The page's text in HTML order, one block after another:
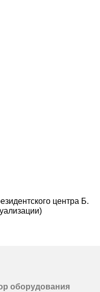
центра Б.
оборудования